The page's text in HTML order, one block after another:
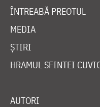
ÎNTREABĂ PREOTUL
MEDIA
ȘTIRI
HRAMUL SFINTEI
AUTORI